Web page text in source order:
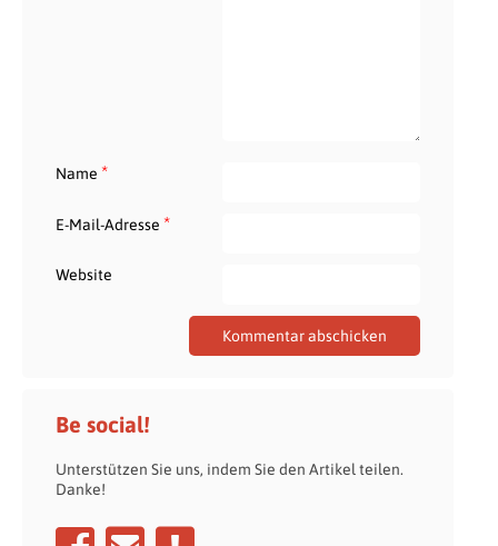
Name *
E-Mail-Adresse *
Website
Be social!
Unterstützen Sie uns, indem Sie den Artikel teilen.
Danke!